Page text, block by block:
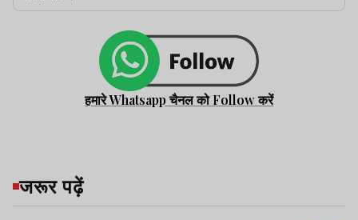
हमारे Whatsapp चैनल को Follow करें
जरूर पढ़ें